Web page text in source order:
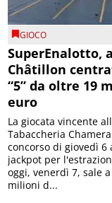
GIOCO
SuperEnalotto, a
Châtillon
“5” da oltre 19
euro
La giocata vincente
Tabaccheria
concorso di giovedì 6
jackpot per
oggi, venerdì 7, sale
milioni d...